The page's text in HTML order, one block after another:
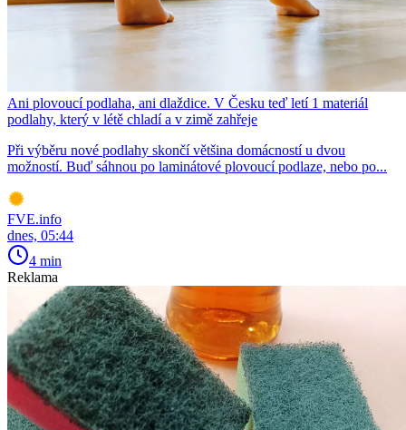
Ani plovoucí podlaha, ani dlaždice. V Česku teď letí 1 materiál
podlahy, který v létě chladí a v zimě zahřeje
Při výběru nové podlahy skončí většina domácností u dvou
možností. Buď sáhnou po laminátové plovoucí podlaze, nebo po...
FVE.info
dnes, 05:44
4 min
Reklama